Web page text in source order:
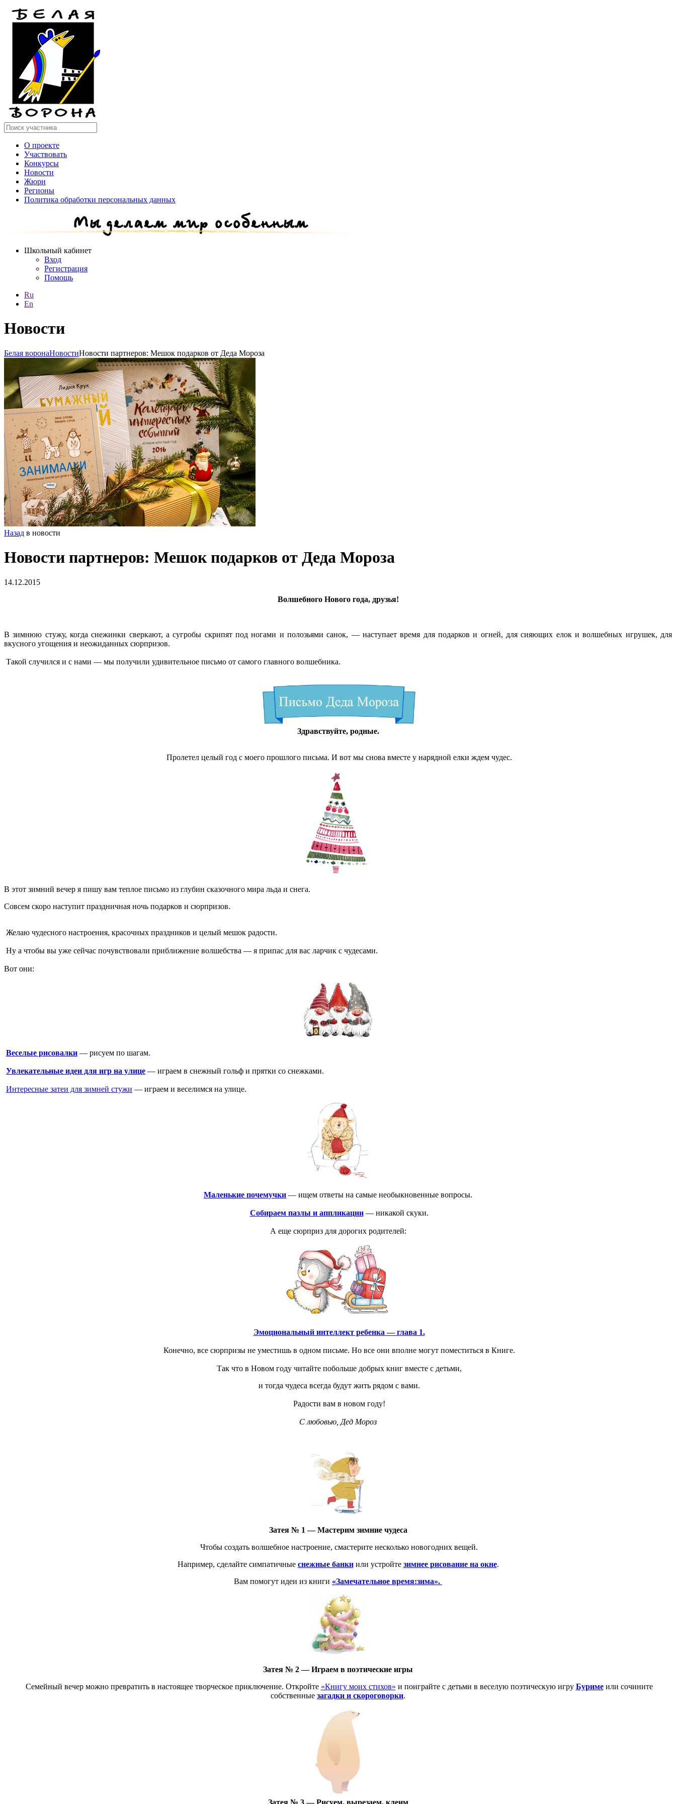
О проекте
Участвовать
Конкурсы
Новости
Жюри
Регионы
Политика обработки персональных данных
Школьный кабинет
Вход
Регистрация
Помощь
Ru
En
Новости
Белая воронаНовостиНовости партнеров: Mешок подарков от Деда Мороза
Назад в новости
Новости партнеров: Mешок подарков от Деда Мороза
14.12.2015
Волшебного Нового года, друзья!
В зимнюю стужу, когда снежинки сверкают, а сугробы скрипят под ногами и полозьями санок, — наступает время для подарков и огней, для сияющих елок и волшебных игрушек, для
вкусного угощения и неожиданных сюрпризов.
Такой случился и с нами — мы получили удивительное письмо от самого главного волшебника.
Здравствуйте, родные.
Пролетел целый год с моего прошлого письма. И вот мы снова вместе у нарядной елки ждем чудес.
В этот зимний вечер я пишу вам теплое письмо из глубин сказочного мира льда и снега.
Совсем скоро наступит праздничная ночь подарков и сюрпризов.
Желаю чудесного настроения, красочных праздников и целый мешок радости.
Ну а чтобы вы уже сейчас почувствовали приближение волшебства — я припас для вас ларчик с чудесами.
Вот они:
Веселые рисовалки — рисуем по шагам.
Увлекательные идеи для игр на улице — играем в снежный гольф и прятки со снежками.
Интересные затеи для зимней стужи — играем и веселимся на улице.
Маленькие почемучки — ищем ответы на самые необыкновенные вопросы.
Собираем пазлы и аппликации— никакой скуки.
А еще сюрприз для дорогих родителей:
Эмоциональный интеллект ребенка — глава 1.
Конечно, все сюрпризы не уместишь в одном письме. Но все они вполне могут поместиться в Книге.
Так что в Новом году читайте побольше добрых книг вместе с детьми,
и тогда чудеса всегда будут жить рядом с вами.
Радости вам в новом году!
С любовью, Дед Мороз
Затея № 1 — Мастерим зимние чудеса
Чтобы создать волшебное настроение, смастерите несколько новогодних вещей.
Например, сделайте симпатичные снежные банкиили устройте зимнее рисование на окне.
Вам помогут идеи из книги «Замечательное время:зима».
Затея № 2 — Играем в поэтические игры
Семейный вечер можно превратить в настоящее творческое приключение. Откройте «Книгу моих стихов» и поиграйте с детьми в веселую поэтическую игру Буримеили сочините
собственные загадки и скороговорки.
Затея № 3 — Рисуем, вырезаем, клеим